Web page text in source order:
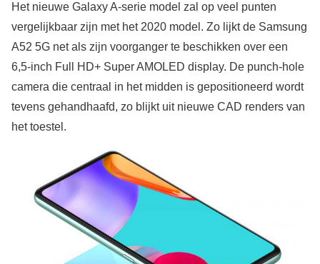
Het nieuwe Galaxy A-serie model zal op veel punten
vergelijkbaar zijn met het 2020 model. Zo lijkt de Samsung
A52 5G net als zijn voorganger te beschikken over een
6,5-inch Full HD+ Super AMOLED display. De punch-hole
camera die centraal in het midden is gepositioneerd wordt
tevens gehandhaafd, zo blijkt uit nieuwe CAD renders van
het toestel.